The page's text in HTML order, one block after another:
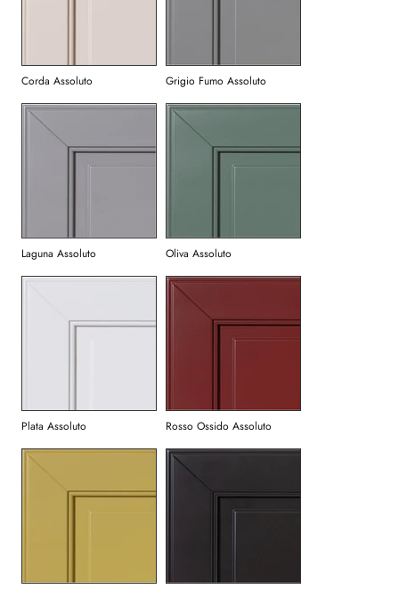
Corda Assoluto Grigio Fumo Assoluto
Laguna Assoluto Oliva Assoluto
Plata Assoluto Rosso Ossido Assoluto